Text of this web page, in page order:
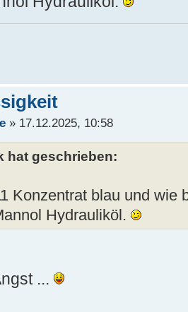
» 17.12.2025, 10:58
hat geschrieben:
Konzentrat blau und wie
Hydrauliköl.
...